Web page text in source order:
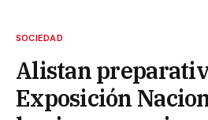
SOCIEDAD
Alistan
Exposición